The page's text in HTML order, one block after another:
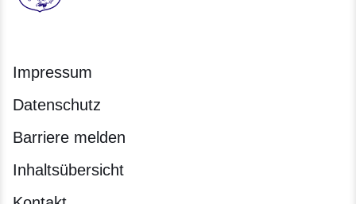
Hessen - Hessisches Ministerium für Kultus, Bildung und
Impressum
Datenschutz
Barriere melden
Inhaltsübersicht